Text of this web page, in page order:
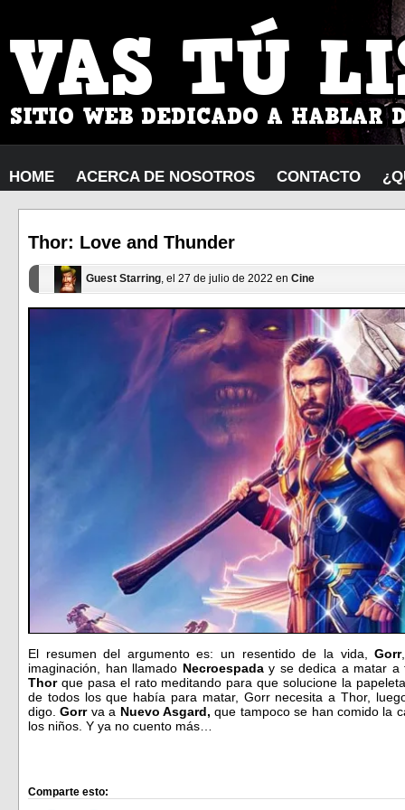
HOME ACERCA DE NOSOTROS CONTACTO
Thor: Love and Thunder
Guest Starring, el 27 de julio de 2022 en Cine
El resumen del argumento es: un resentido de la vida,Gorr
imaginación, han llamado Necroespaday se dedica a matar a
Thor que pasa el rato meditando para que solucione la
de todos los que había para matar, Gorr necesita a Thor,
digo.Gorr va a Nuevo Asgard, que tampoco se han comido la
los niños. Y ya no cuento más…
Comparte esto: